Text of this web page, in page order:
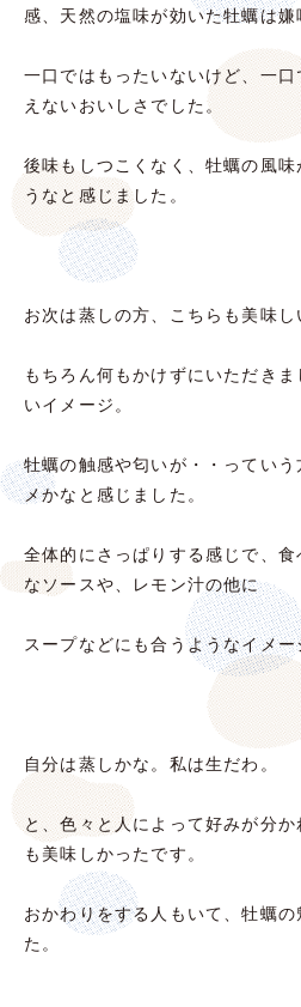
感、天然の塩味が効いた牡蠣は嫌
一口ではもったいないけど、一
えないおいしさでした。
後味もしつこくなく、牡蠣の風
うなと感じました。
お次は蒸しの方、こちらも美味し
もちろん何もかけずにいただき
いイメージ。
牡蠣の触感や匂いが・・ってい
メかなと感じました。
全体的にさっぱりする感じで、食
なソースや、レモン汁の他に
スープなどにも合うようなイメー
自分は蒸しかな。私は生だわ。
と、色々と人によって好みが分
も美味しかったです。
おかわりをする人もいて、牡蠣
た。